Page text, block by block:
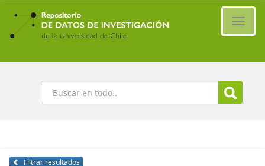
Ir
contenido
principal
Buscar
Filtrar resultados